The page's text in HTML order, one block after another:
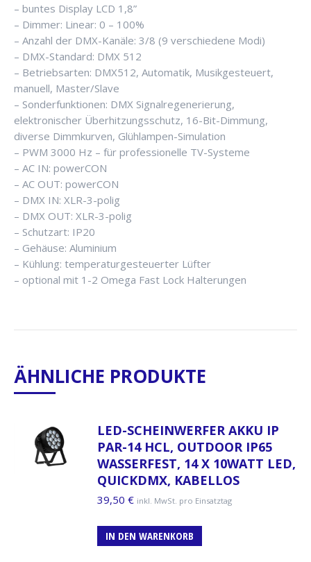
– buntes Display LCD 1,8”
– Dimmer: Linear: 0 – 100%
– Anzahl der DMX-Kanäle: 3/8 (9 verschiedene Modi)
– DMX-Standard: DMX 512
– Betriebsarten: DMX512, Automatik, Musikgesteuert,
manuell, Master/Slave
– Sonderfunktionen: DMX Signalregenerierung,
elektronischer Überhitzungsschutz, 16-Bit-Dimmung,
diverse Dimmkurven, Glühlampen-Simulation
– PWM 3000 Hz – für professionelle TV-Systeme
– AC IN: powerCON
– AC OUT: powerCON
– DMX IN: XLR-3-polig
– DMX OUT: XLR-3-polig
– Schutzart: IP20
– Gehäuse: Aluminium
– Kühlung: temperaturgesteuerter Lüfter
– optional mit 1-2 Omega Fast Lock Halterungen
ÄHNLICHE PRODUKTE
LED-SCHEINWERFER AKKU IP
PAR-14 HCL, OUTDOOR IP65
WASSERFEST, 14 X 10WATT LED,
QUICKDMX, KABELLOS
39,50 € inkl. MwSt. pro Einsatztag
IN DEN WARENKORB